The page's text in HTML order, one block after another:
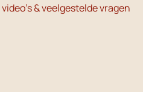
& veelgestelde vragen